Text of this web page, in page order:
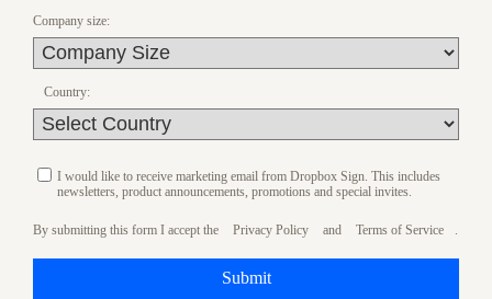
Company size:
Country:
I would like to receive marketing email from Dropbox Sign. This includes
newsletters, product announcements, promotions and special invites.
By submitting this form I accept the Privacy Policy and Terms of Service
Submit